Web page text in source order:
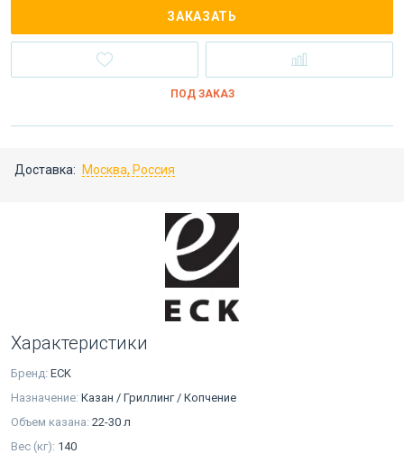
ЗАКАЗАТЬ
ПОД ЗАКАЗ
Доставка: Москва, Россия
Характеристики
Бренд: ECK
Назначение: Казан / Гриллинг / Копчение
Объем казана: 22-30 л
Вес (кг): 140